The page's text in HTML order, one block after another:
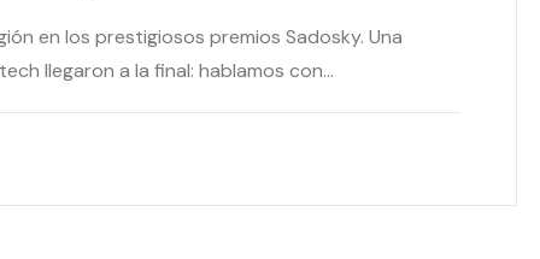
en los prestigiosos premios Sadosky. Una
llegaron a la final: hablamos con...